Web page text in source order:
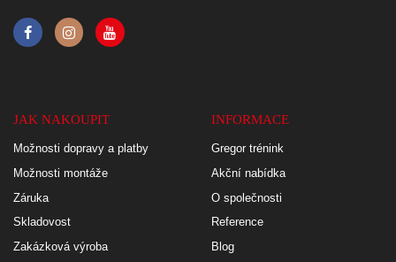
JAK NAKOUPIT
Možnosti dopravy a platby
Možnosti montáže
Záruka
Skladovost
Zakázková výroba
INFORMACE
Gregor trénink
Akční nabídka
O společnosti
Reference
Blog